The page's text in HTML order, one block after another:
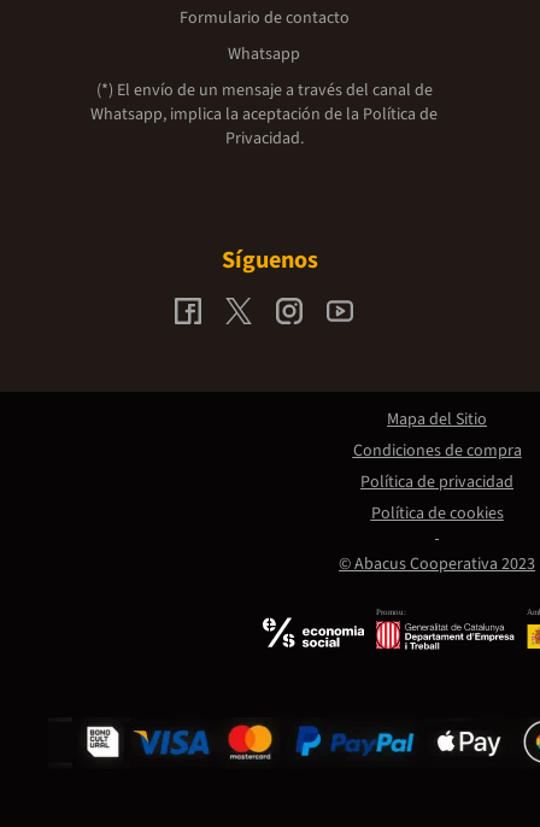
Formulario de contacto
Whatsapp
(*) El envío de un mensaje a través del canal de
Whatsapp, implica la aceptación de la Política de
Privacidad.
Síguenos
Promou:
© Abacus Cooperativa 2023
Mapa del Sitio
Condiciones de compra
Política de privacidad
Política de cookies